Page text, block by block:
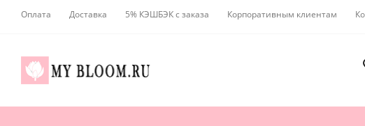
Оплата Доставка 5% КЭШБЭК с заказа Корпоративным клиентам